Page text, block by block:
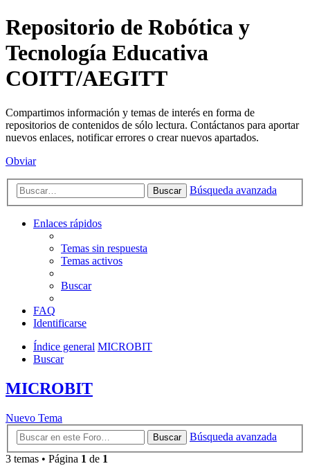
Repositorio de Robótica y
Tecnología Educativa
COITT/AEGITT
Compartimos información y temas de interés en forma de
repositorios de contenidos de sólo lectura. Contáctanos para aportar
nuevos enlaces, notificar errores o crear nuevos apartados.
Obviar
Buscar Búsqueda avanzada
Enlaces rápidos
Temas sin respuesta
Temas activos
Buscar
FAQ
Identificarse
Índice general MICROBIT
Buscar
MICROBIT
Nuevo Tema
Buscar
Búsqueda avanzada
3 temas • Página 1 de 1